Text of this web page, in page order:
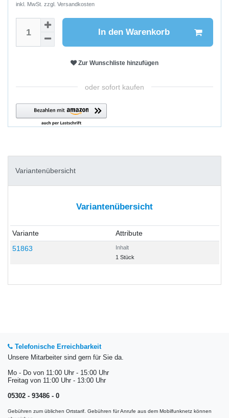
inkl. MwSt. zzgl. Versandkosten
In den Warenkorb
Zur Wunschliste hinzufügen
oder sofort kaufen
Variantenübersicht
Variantenübersicht
Variante
Attribute
51863
Inhalt
1 Stück
Telefonische Erreichbarkeit
Unsere Mitarbeiter sind gern für Sie da.
Mo - Do von 11:00 Uhr - 15:00 Uhr
Freitag von 11:00 Uhr - 13:00 Uhr
05302 - 93486 - 0
Gebühren zum üblichen Ortstarif. Gebühren für Anrufe aus dem Mobilfunknetz können